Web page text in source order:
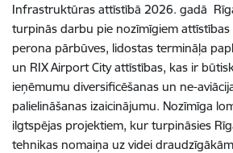
Infrastruktūras attīstībā 2026. gadā
turpinās darbu pie nozīmīgiem
perona pārbūves, lidostas termināļa
un RIX Airport City attīstības, kas ir
ieņēmumu diversificēšanas un ne-
palielināšanas izaicinājumu. Nozīmīga
ilgtspējas projektiem, kur turpināsies
tehnikas nomaiņa uz videi